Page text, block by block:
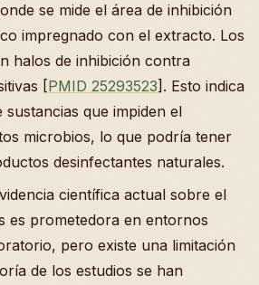
se mide el área de inhibición
impregnado con el extracto. Los
halos de inhibición contra
[PMID 25293523]. Esto indica
que impiden el
microbios, lo que podría tener
desinfectantes naturales.
científica actual sobre el
es prometedora en entornos
pero existe una limitación
de los estudios se han